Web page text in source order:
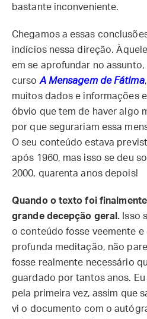
bastante inconveniente.
Chegamos a essas
indícios nessa direção.
em se aprofundar no assunto,
curso A Mensagem de Fátima
muitos dados e informações
óbvio que tem de haver algo
por que segurariam essa
O seu conteúdo estava
após 1960, mas isso se deu
2000, quarenta anos depois!
Quando o texto foi
grande decepção geral. Isso
o conteúdo fosse veemente
profunda meditação, não
fosse realmente necessário
guardado por tantos anos.
pela primeira vez, assim que
vi o documento com o